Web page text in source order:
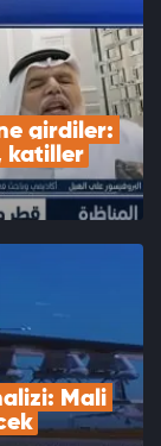
girdiler:
katiller
Mali